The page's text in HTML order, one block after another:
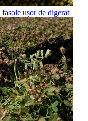
ușor de digerat